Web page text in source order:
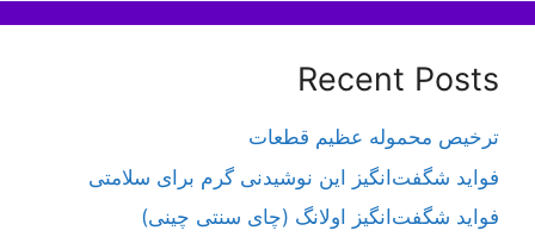
Recent Posts
ترخیص محموله عظیم قطعات
فواید شگفت‌انگیز این نوشیدنی گرم برای سلامتی
فواید شگفت‌انگیز اولانگ (چای سنتی چینی)